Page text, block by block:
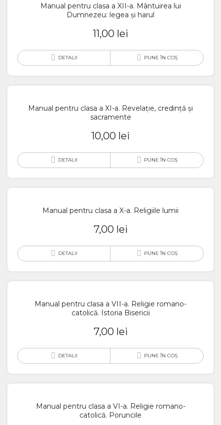
Manual pentru clasa a XII-a. Mântuirea lui
Dumnezeu: legea și harul
11,00 lei
DETALII PUNE ÎN COȘ
Manual pentru clasa a XI-a. Revelație, credință și
sacramente
10,00 lei
DETALII PUNE ÎN COȘ
Manual pentru clasa a X-a. Religiile lumii
7,00 lei
DETALII PUNE ÎN COȘ
Manual pentru clasa a VII-a. Religie romano-
catolică. Istoria Bisericii
7,00 lei
DETALII PUNE ÎN COȘ
Manual pentru clasa a VI-a. Religie romano-
catolică. Poruncile